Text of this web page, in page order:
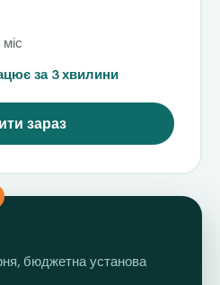
за 3 хвилини
зараз
бюджетна установа